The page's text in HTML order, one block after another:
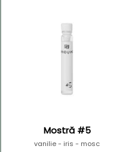
Mostră #5
vanilie - iris - mosc